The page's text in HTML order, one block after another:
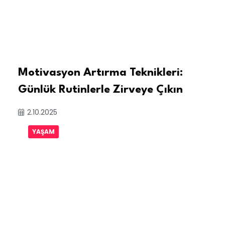
Motivasyon Artırma Teknikleri:
Günlük Rutinlerle Zirveye Çıkın
2.10.2025
YAŞAM